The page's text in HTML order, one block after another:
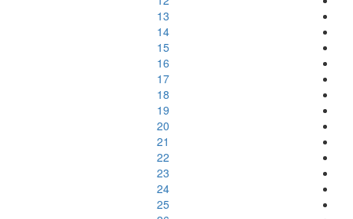
13
14
15
16
17
18
19
20
21
22
23
24
25